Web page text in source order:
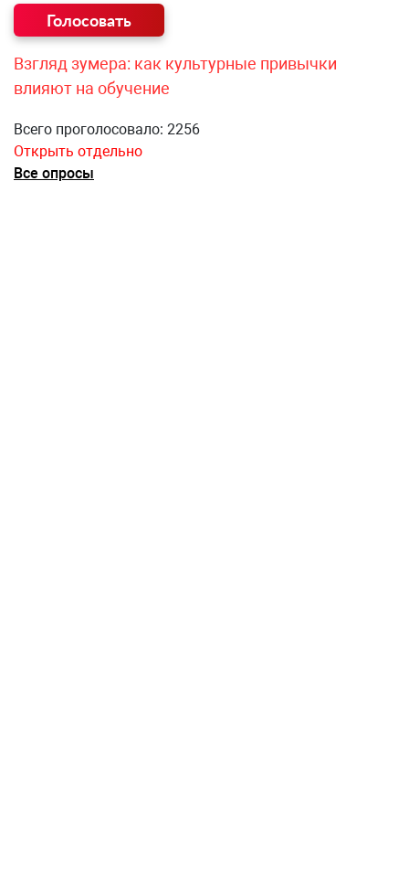
Взгляд зумера: как культурные привычки
влияют на обучение
Всего проголосовало: 2256
Открыть отдельно
Все опросы